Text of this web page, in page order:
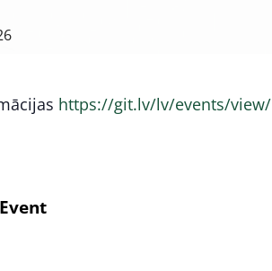
https://git.lv/lv/events/